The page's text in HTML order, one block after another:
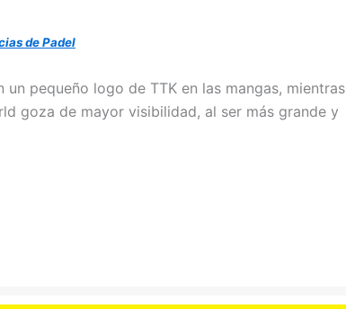
de Padel
un pequeño logo de TTK en las mangas, mientras
goza de mayor visibilidad, al ser más grande y